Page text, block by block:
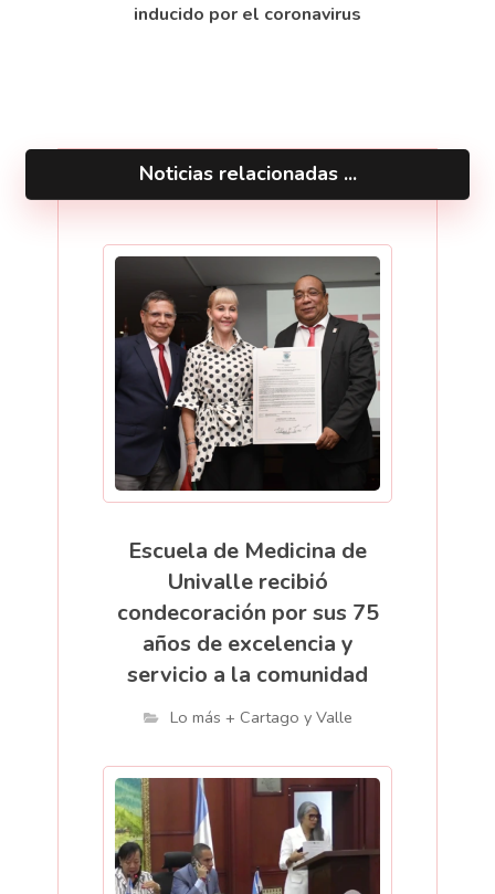
inducido por el coronavirus
Noticias relacionadas ...
Escuela de Medicina de
Univalle recibió
condecoración por sus 75
años de excelencia y
servicio a la comunidad
Lo más + Cartago y Valle